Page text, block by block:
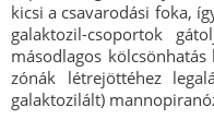
kicsi a csavarodási foka,
galaktozil-csoportok
másodlagos
zónák létrejöttéhez
galaktozilált)